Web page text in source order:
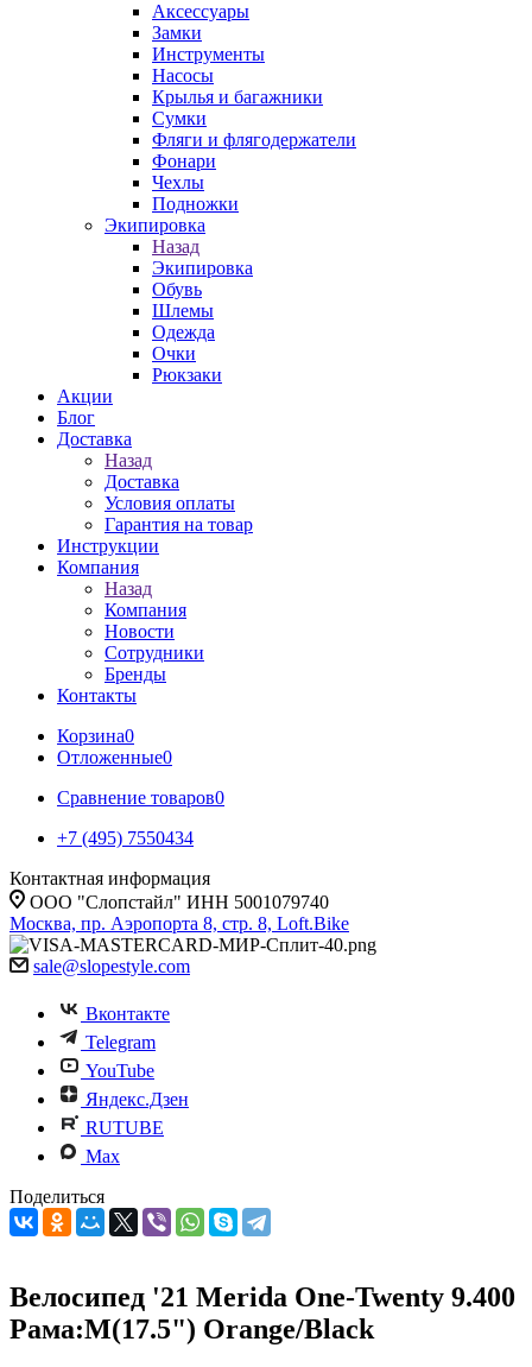
Аксессуары
Замки
Инструменты
Насосы
Крылья и багажники
Сумки
Фляги и флягодержатели
Фонари
Чехлы
Подножки
Экипировка
Назад
Экипировка
Обувь
Шлемы
Одежда
Очки
Рюкзаки
Акции
Блог
Доставка
Назад
Доставка
Условия оплаты
Гарантия на товар
Инструкции
Компания
Назад
Компания
Новости
Сотрудники
Бренды
Контакты
Корзина0
Отложенные0
Сравнение товаров0
+7 (495) 7550434
Контактная информация
ООО "Слопстайл" ИНН 5001079740
Москва, пр. Аэропорта 8, стр. 8, Loft.Bike
sale@slopestyle.com
Вконтакте
Telegram
YouTube
Яндекс.Дзен
RUTUBE
Max
Поделиться
Велосипед '21 Merida One-Twenty 9.400
Рама:M(17.5") Orange/Black